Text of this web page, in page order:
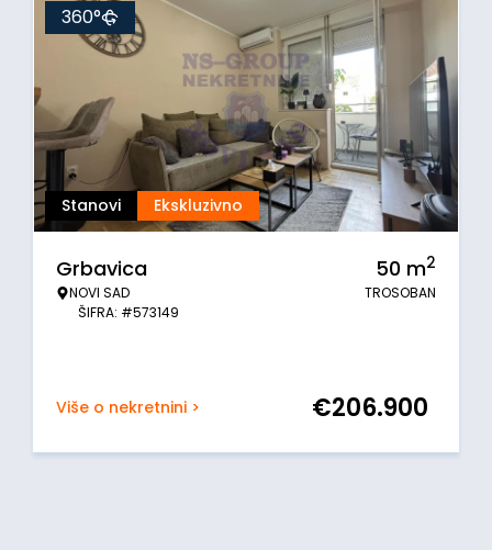
Stanovi Ekskluzivno
360°
Grbavica
NOVI SAD
ŠIFRA: #573149
50 m2
TROSOBAN
Više o nekretnini > €206.900